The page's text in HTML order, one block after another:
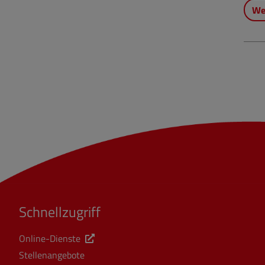
Schnellzugriff
Online-Dienste
Stellenangebote